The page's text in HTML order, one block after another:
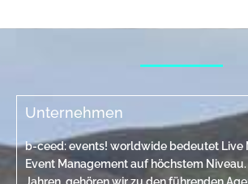
Unternehmen
b-ceed: events! worldwide bedeutet Live
Event Management auf höchstem